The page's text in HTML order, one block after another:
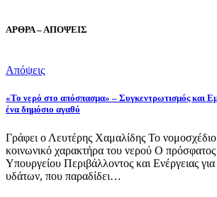
ΑΡΘΡΑ – ΑΠΟΨΕΙΣ
Απόψεις
«Το νερό στο απόσπασμα» – Συγκεντρωτισμός και
ένα δημόσιο αγαθό
Γράφει ο Λευτέρης Χαμαλίδης Το
κοινωνικό χαρακτήρα του νερού Ο
Υπουργείου Περιβάλλοντος και Ενέργειας για
υδάτων, που παραδίδει…